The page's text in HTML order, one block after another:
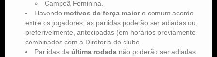
Campeã Feminina.
Havendo motivos de força maiore comum acordo
entre os jogadores, as partidas poderão ser adiadas ou,
preferivelmente, antecipadas (em horários previamente
combinados com a Diretoria do clube.
Partidas da última rodada não poderão ser adiadas.